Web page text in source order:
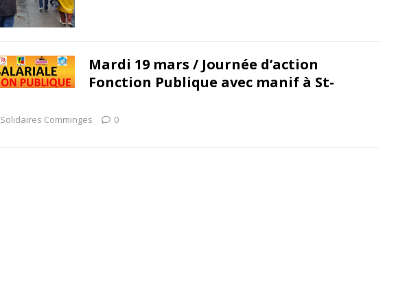
Mardi 19 mars / Journée d’action
Fonction Publique avec manif à St-
Solidaires Comminges 0